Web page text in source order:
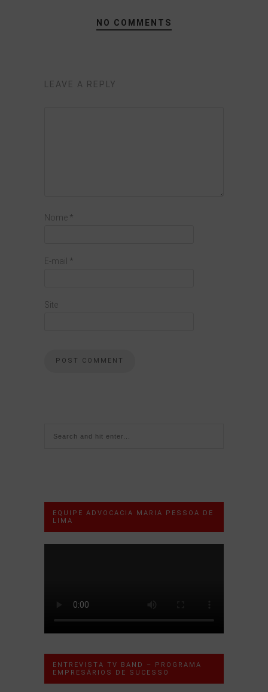
NO COMMENTS
LEAVE A REPLY
Nome *
E-mail *
Site
EQUIPE ADVOCACIA MARIA PESSOA DE
LIMA
ENTREVISTA TV BAND – PROGRAMA
EMPRESÁRIOS DE SUCESSO